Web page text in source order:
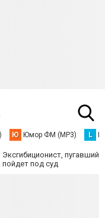
Ю Юмор ФМ (MP3) L
Эксгибиционист, пугавший
под суд